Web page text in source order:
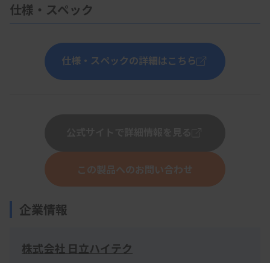
仕様・スペック
仕様・スペックの詳細はこちら
この製品へのお問い合わせ
企業情報
株式会社 日立ハイテク